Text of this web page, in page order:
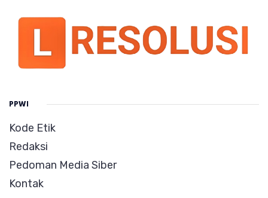
PPWI
Kode Etik
Redaksi
Pedoman Media Siber
Kontak